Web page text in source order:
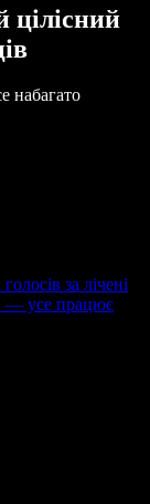
набагато
за лічені
— усе працює